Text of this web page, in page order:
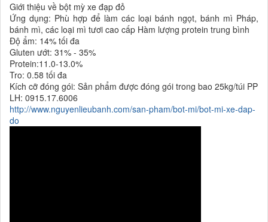
Giới thiệu về bột mỳ xe đạp đỏ
Ứng dụng: Phù hợp để làm các loại bánh ngọt, bánh mì Pháp,
bánh mì, các loại mì tươi cao cấp Hàm lượng protein trung bình
Độ ẩm: 14% tối đa
Gluten ướt: 31% - 35%
Protein:11.0-13.0%
Tro: 0.58 tối đa
Kích cỡ đóng gói: Sản phẩm được đóng gói trong bao 25kg/túi PP
LH: 0915.17.6006
http://www.nguyenlieubanh.com/san-pham/bot-mi/bot-mi-xe-dap-
do